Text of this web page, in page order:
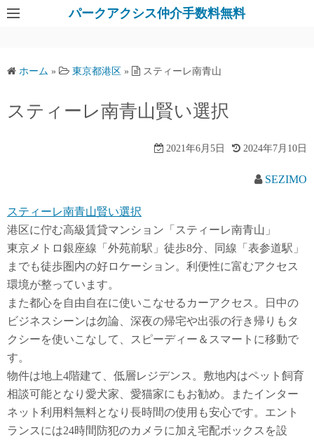
パークアクシス仲介手数料無料
ホーム » 東京都港区 » スティーレ南青山
スティーレ南青山賢い選択
2021年6月5日 2024年7月10日
SEZIMO
スティーレ南青山賢い選択
港区に佇む高級賃貸マンション「スティーレ南青山」
東京メトロ銀座線「外苑前駅」徒歩8分、同線「表参道駅」
までも徒歩圏内の好ロケーション。利便性に富むアクセス
環境が整っています。
また都心を自由自在に使いこなせるカーアクセス。日中の
ビジネスシーンは勿論、深夜の帰宅や出張の行き帰りもタ
クシーを使いこなして、スピーディー＆スマートに移動で
す。
物件は地上4階建て、低層レジデンス。敷地内はペット飼育
相談可能となり愛犬家、愛猫家にもお勧め。またインター
ネット利用料無料となり長時間の使用も安心です。エント
ランスには24時間防犯のカメラに加え宅配ボックスを設